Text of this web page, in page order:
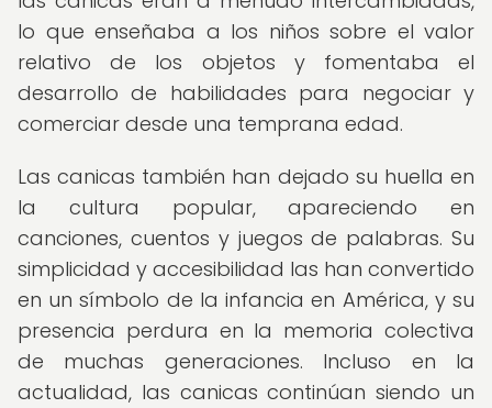
lo que enseñaba a los niños sobre el valor
relativo de los objetos y fomentaba el
desarrollo de habilidades para negociar y
comerciar desde una temprana edad.
Las canicas también han dejado su huella en
la cultura popular, apareciendo en
canciones, cuentos y juegos de palabras. Su
simplicidad y accesibilidad las han convertido
en un símbolo de la infancia en América, y su
presencia perdura en la memoria colectiva
de muchas generaciones. Incluso en la
actualidad, las canicas continúan siendo un